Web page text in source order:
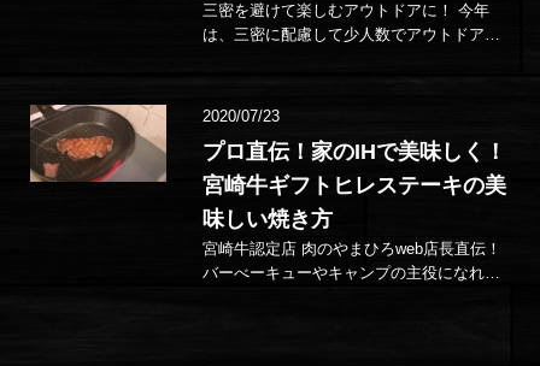
三密を避けて楽しむアウトドアに！ 今年
は、三密に配慮して少人数でアウトドアを
セ…
2020/07/23
プロ直伝！家のIHで美味しく！
宮崎牛ギフトヒレステーキの美
味しい焼き方
宮崎牛認定店 肉のやまひろweb店長直伝！
バーべーキューやキャンプの主役になれ